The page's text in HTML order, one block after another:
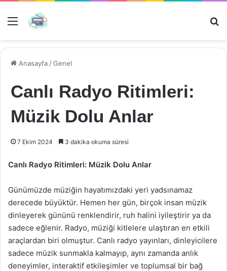
Menü
Anasayfa /Genel
Canlı Radyo Ritimleri:
Müzik Dolu Anlar
7 Ekim 2024 3 dakika okuma süresi
Canlı Radyo Ritimleri: Müzik Dolu Anlar
Günümüzde müziğin hayatımızdaki yeri yadsınamaz
derecede büyüktür. Hemen her gün, birçok insan müzik
dinleyerek gününü renklendirir, ruh halini iyileştirir ya da
sadece eğlenir. Radyo, müziği kitlelere ulaştıran en etkili
araçlardan biri olmuştur. Canlı radyo yayınları, dinleyicilere
sadece müzik sunmakla kalmayıp, aynı zamanda anlık
deneyimler, interaktif etkileşimler ve toplumsal bir bağ